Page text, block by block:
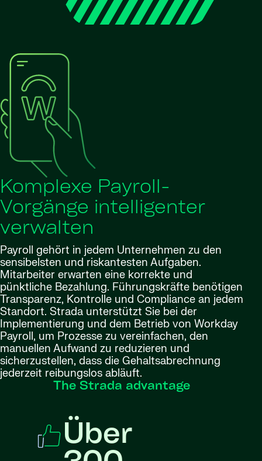
Komplexe Payroll-
Vorgänge intelligenter
verwalten
Payroll gehört in jedem Unternehmen zu den
sensibelsten und riskantesten Aufgaben.
Mitarbeiter erwarten eine korrekte und
pünktliche Bezahlung. Führungskräfte benötigen
Transparenz, Kontrolle und Compliance an jedem
Standort. Strada unterstützt Sie bei der
Implementierung und dem Betrieb von Workday
Payroll, um Prozesse zu vereinfachen, den
manuellen Aufwand zu reduzieren und
sicherzustellen, dass die Gehaltsabrechnung
jederzeit reibungslos abläuft.
The Strada advantage
Über